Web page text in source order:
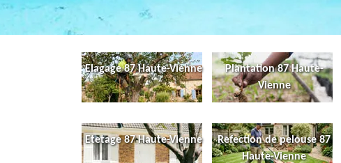
Elagage 87 Haute-Vienne
Plantation 87 Haute-
Vienne
Etetage 87 Haute-Vienne
Refection de pelouse 87
Haute-Vienne